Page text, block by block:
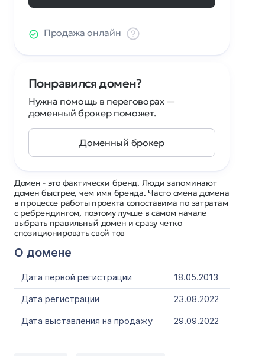
Домен - это фактически бренд. Люди запоминают
домен быстрее, чем имя бренда. Часто смена домена
в процессе работы проекта сопоставима по затратам
с ребрендингом, поэтому лучше в самом начале
выбрать правильный домен и сразу четко
спозиционировать свой тов
О домене
Дата первой регистрации
18.05.2013
Дата регистрации
23.08.2022
Дата выставления на продажу
29.09.2022
Продажа онлайн
Понравился домен?
Нужна помощь в переговорах —
доменный брокер поможет.
Доменный брокер